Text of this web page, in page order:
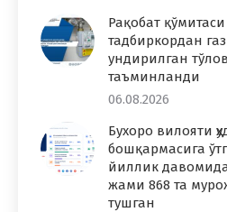
Рақобат
тадбиркордан
ундирилган
таъминланди
06.08.2026
Бухоро вилояти
бошқармасига
йиллик
жами 868 та
тушган